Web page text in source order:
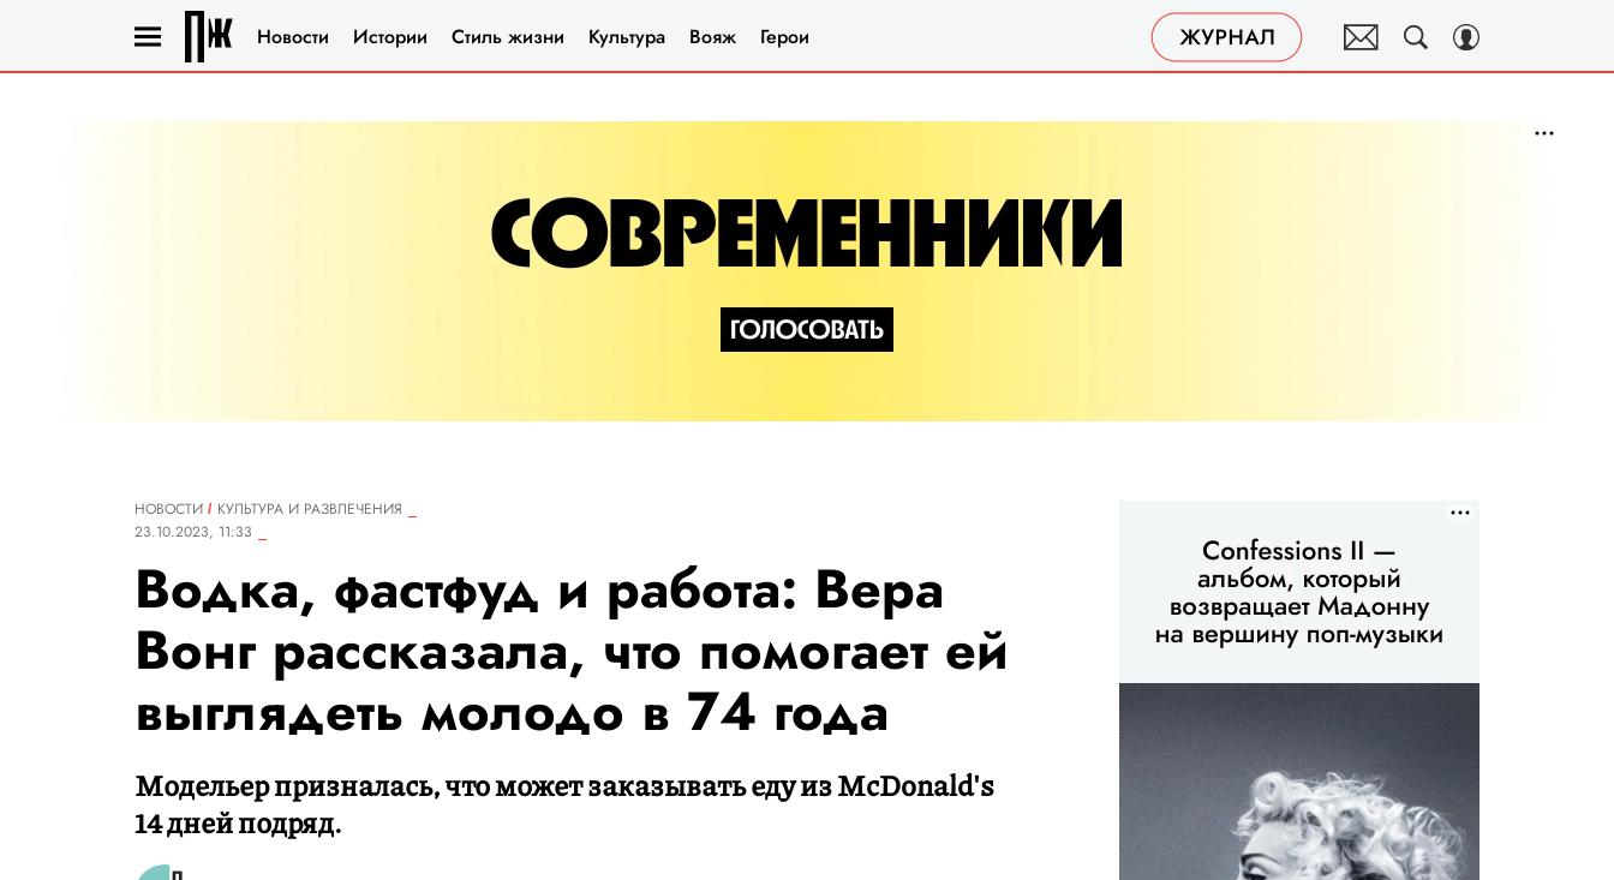
Новости Истории Стиль жизни Культура Вояж Герои
НОВОСТИ
КУЛЬТУРА И РАЗВЛЕЧЕНИЯ
23.10.2023, 11:33
Водка, фастфуд и работа: Вера
Вонг рассказала, что помогает ей
выглядеть молодо в 74 года
Модельер призналась, что может заказывать еду из McDonald's
14 дней подряд.